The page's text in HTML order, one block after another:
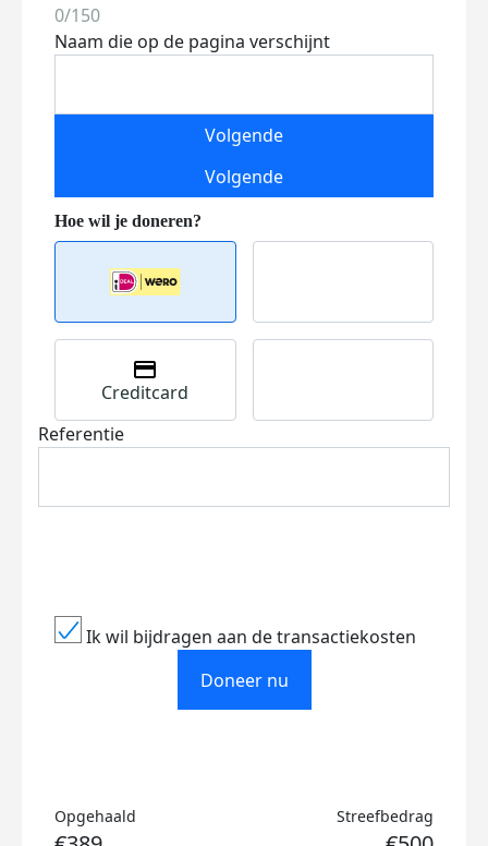
0/150
Naam die op de pagina verschijnt
Volgende
Volgende
Creditcard
Referentie
Ik wil bijdragen aan de transactiekosten
Doneer nu
Opgehaald Streefbedrag